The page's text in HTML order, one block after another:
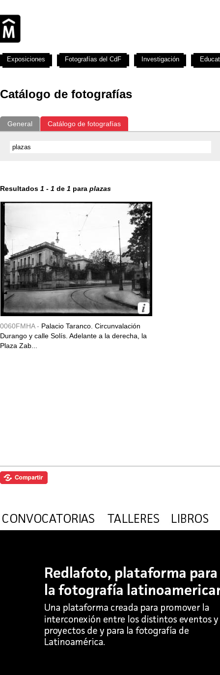
Catálogo de fotografías
General Catálogo de fotografías
Resultados 1 - 1 de 1 para plazas
0060FMHA - Palacio Taranco. Circunvalación
Durango y calle Solís. Adelante a la derecha, la
Plaza Zab...
Exposiciones Fotografías del CdF Investigación